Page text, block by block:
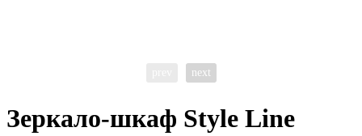
next
Зеркало-шкаф Style Line